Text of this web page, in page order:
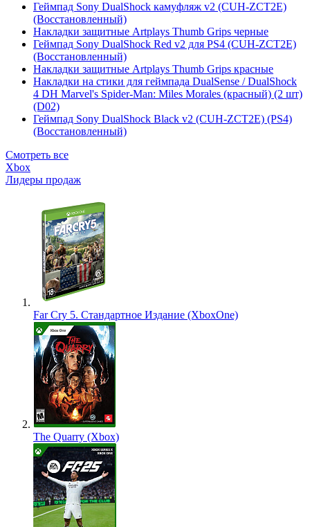
Геймпад Sony DualShock камуфляж v2 (CUH-ZCT2E)
(Восстановленный)
Накладки защитные Artplays Thumb Grips черные
Геймпад Sony DualShock Red v2 для PS4 (CUH-ZCT2E)
(Восстановленный)
Накладки защитные Artplays Thumb Grips красные
Накладки на стики для геймпада DualSense / DualShock
4 DH Marvel's Spider-Man: Miles Morales (красный) (2 шт)
(D02)
Геймпад Sony DualShock Black v2 (CUH-ZCT2E) (PS4)
(Восстановленный)
Смотреть все
Xbox
Лидеры продаж
Far Cry 5. Стандартное Издание (XboxOne)
The Quarry (Xbox)